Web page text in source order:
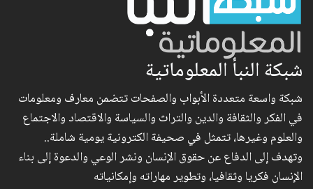
شبكة النبأ المعلوماتية
شبكة واسعة متعددة الأبواب والصفحات تتضمن معارف ومعلومات
في الفكر والثقافة والدين والتراث والسياسة والاقتصاد والاجتماع
والعلوم وغيرها، تتمثل في صحيفة الكترونية يومية شاملة..
وتهدف إلى الدفاع عن حقوق الإنسان ونشر الوعي والدعوة إلى بناء
الإنسان فكريا وثقافيا، وتطوير مهاراته وإمكانياته